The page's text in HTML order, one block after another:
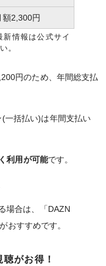
額2,300円
情報は公式サイ
。
円のため、年間総支払
一括払い)は年間支払い
利用が可能です。
場合は、「DAZN
おすすめです。
がお得！